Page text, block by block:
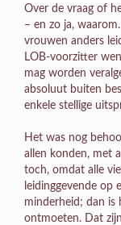
Over de vraag of
– en zo ja,
vrouwen anders
LOB-voorzitter
mag worden
absoluut buiten
enkele stellige
Het was nog
allen konden, met
toch, omdat alle
leidinggevende op
minderheid; dan is
ontmoeten. Dat